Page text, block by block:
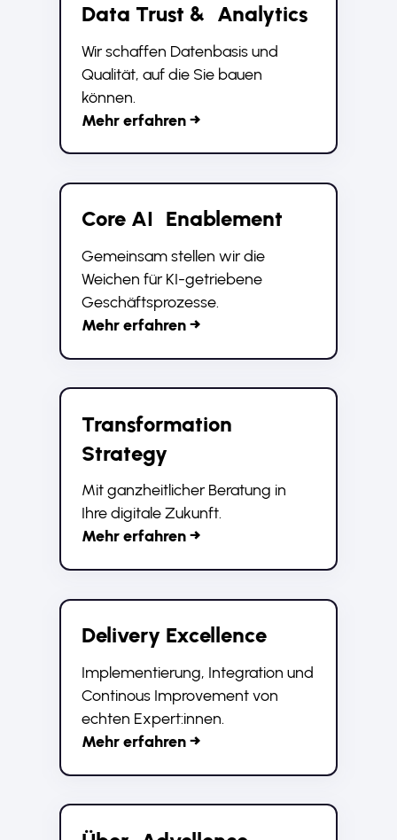
Data Trust & Analytics
Wir schaffen Datenbasis und
Qualität, auf die Sie bauen
können.
Mehr erfahren →
Core AI Enablement
Gemeinsam stellen wir die
Weichen für KI-getriebene
Geschäftsprozesse.
Mehr erfahren →
Transformation
Strategy
Mit ganzheitlicher Beratung in
Ihre digitale Zukunft.
Mehr erfahren →
Delivery Excellence
Implementierung, Integration und
Continous Improvement von
echten Expert:innen.
Mehr erfahren →